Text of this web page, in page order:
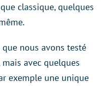
classique, quelques
nous avons testé
avec quelques
exemple une unique